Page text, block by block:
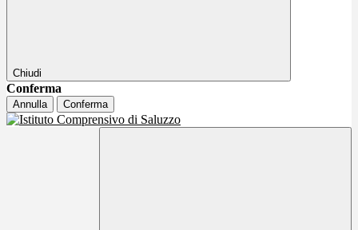
Chiudi
Conferma
Annulla Conferma